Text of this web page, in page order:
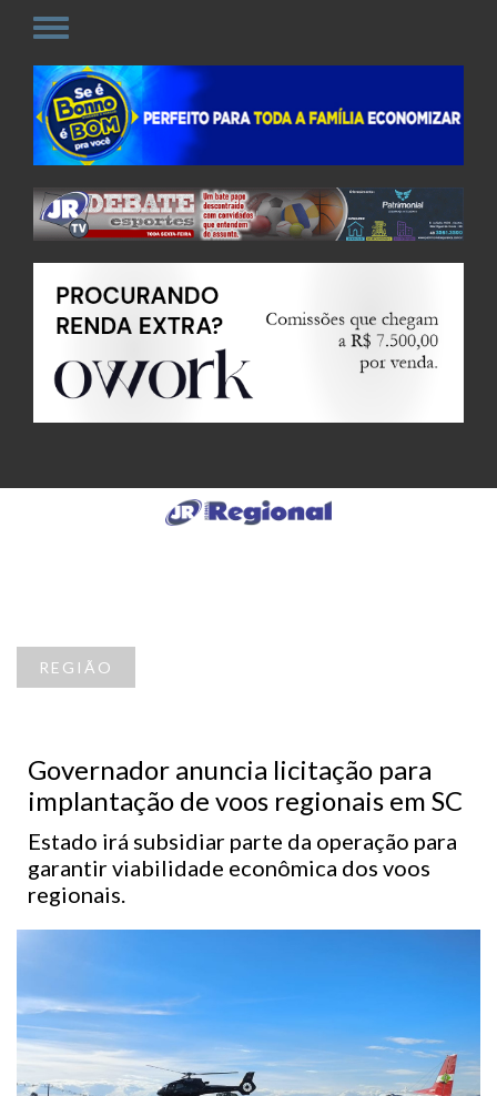
REGIÃO
Governador anuncia licitação para
implantação de voos regionais em SC
Estado irá subsidiar parte da operação para
garantir viabilidade econômica dos voos
regionais.